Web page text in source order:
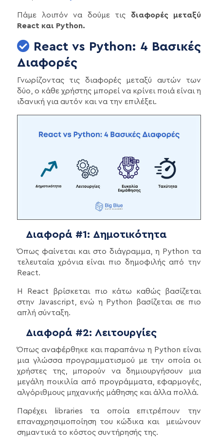
Πάμε λοιπόν να δούμε τις διαφορές μεταξύ
React και Python.
React vs Python: 4 Βασικές
Διαφορές
Γνωρίζοντας τις διαφορές μεταξύ αυτών των
δύο, ο κάθε χρήστης μπορεί να κρίνει ποιά είναι η
ιδανική για αυτόν και να την επιλέξει.
Διαφορά #1: Δημοτικότητα
Όπως φαίνεται και στο διάγραμμα, η Python τα
τελευταία χρόνια είναι πιο δημοφιλής από την
React.
Η React βρίσκεται πιο κάτω καθώς βασίζεται
στην Javascript, ενώ η Python βασίζεται σε πιο
απλή σύνταξη.
Διαφορά #2: Λειτουργίες
Όπως αναφέρθηκε και παραπάνω η Python είναι
μια γλώσσα προγραμματισμού με την οποία οι
χρήστες της, μπορούν να δημιουργήσουν μια
μεγάλη ποικιλία από προγράμματα, εφαρμογές,
αλγόριθμους μηχανικής μάθησης και άλλα πολλά.
Παρέχει libraries τα οποία επιτρέπουν την
επαναχρησιμοποίηση του κώδικα και μειώνουν
σημαντικά το κόστος συντήρησής της.